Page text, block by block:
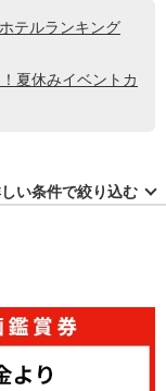
テルランキング
夏休みイベントカ
い条件で絞り込む